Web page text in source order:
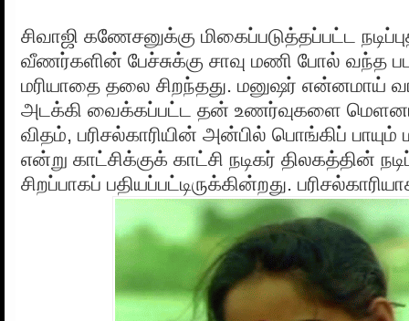
சிவாஜி கணேசனுக்கு மிகைப்படுத்தப்பட்ட
வீணர்களின் பேச்சுக்கு சாவு மணி போல் வந்த
மரியாதை தலை சிறந்தது. மனுஷர் என்னமாய்
அடக்கி வைக்கப்பட்ட தன் உணர்வுகளை
விதம், பரிசல்காரியின் அன்பில் பொங்கிப் பாயும்
என்று காட்சிக்குக் காட்சி நடிகர் திலகத்தின்
சிறப்பாகப் பதியப்பட்டிருக்கின்றது.